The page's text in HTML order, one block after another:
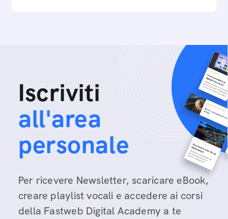
Iscriviti
all'area
personale
Per ricevere Newsletter, scaricare eBook,
creare playlist vocali e accedere ai corsi
della Fastweb Digital Academy a te